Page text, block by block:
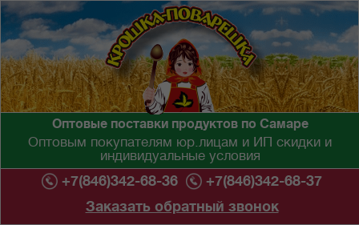
Оптовые поставки продуктов по Самаре
Оптовым покупателям юр.лицам и ИП скидки и
индивидуальные условия
+7(846)342-68-36
+7(846)342-68-37
Заказать обратный звонок